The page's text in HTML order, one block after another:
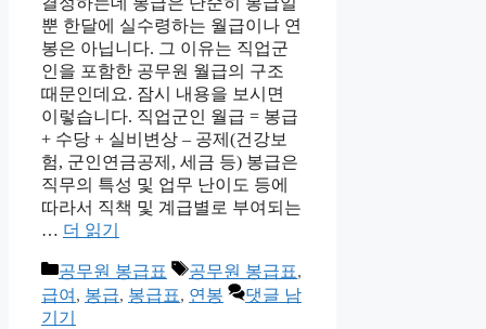
뿐 한달에 실수령하는 월급이나 연
봉은 아닙니다. 그 이유는 직업군
인을 포함한 공무원 월급의 구조
때문인데요. 잠시 내용을 보시면
이렇습니다. 직업군인 월급 = 봉급
+ 수당 + 실비변상 – 공제(건강보
험, 군인연금공제, 세금 등) 봉급은
직무의 특성 및 업무 난이도 등에
따라서 직책 및 계급별로 부여되는
… 더 읽기
카
테
고
공무원 봉급표
태
그
공무원 봉급표,
급여 , 봉급, 봉급표, 연봉
댓글 남
기기